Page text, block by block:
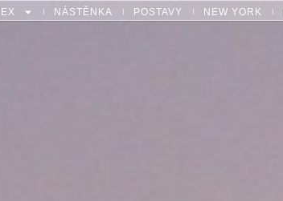
NÁSTĚNKA POSTAVY NEW YORK